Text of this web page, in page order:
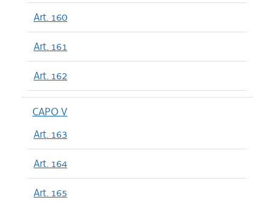
Art. 160
Art. 161
Art. 162
CAPO V
Art. 163
Art. 164
Art. 165